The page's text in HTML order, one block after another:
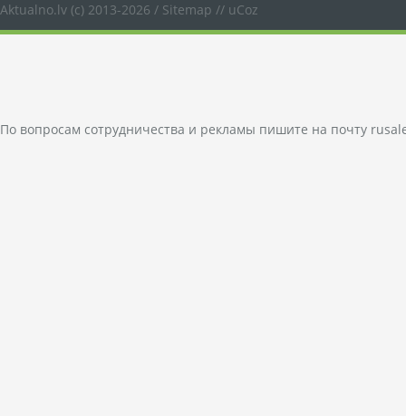
Aktualno.lv (c) 2013-2026 / Sitemap // uCoz
По вопросам сотрудничества и рекламы пишите на почту